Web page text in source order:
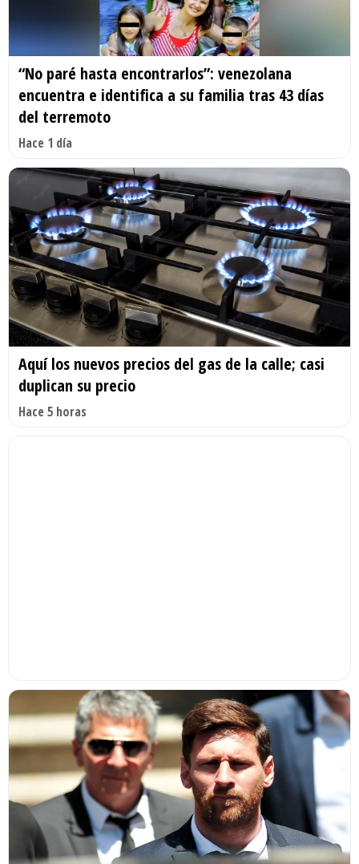
“No paré hasta encontrarlos”: venezolana
encuentra e identifica a su familia tras 43 días
del terremoto
Hace 1 día
Aquí los nuevos precios del gas de la calle; casi
duplican su precio
Hace 5 horas